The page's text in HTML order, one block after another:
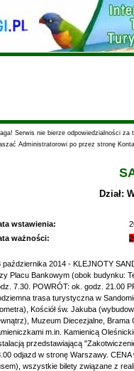
Serwis nie bierze odpowiedzialności
Administratorowi po przez stronę
Dział:
wstawienia:
ważności:
października 2014 - KLEJNOTY
Placu Bankowym (obok budynku:
7.30. POWRÓT: ok. godz. 21.00
trasa turystyczna w
Kościół św. Jakuba
Muzeum Diecezjalne,
m.in. Kamienicą
przedstawiającą
odjazd w stronę Warszawy.
wszystkie bilety związane z